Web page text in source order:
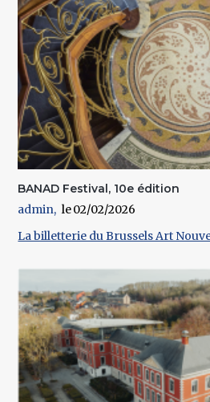
BANAD Festival, 10e édition
admin
02/02/2026
La billetterie du Brussels Art